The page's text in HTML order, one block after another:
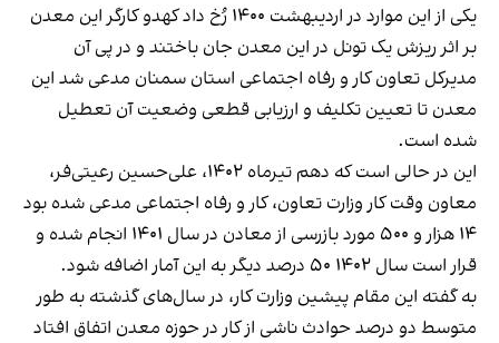
یکی از این موارد در اردیبهشت ۱۴۰۰ رُخ داد کهدو کارگر این معدن
بر اثر ریزش یک تونل در این معدن جان باختند ‏و در پی آن
مدیرکل تعاون کار و رفاه اجتماعی استان سمنان مدعی شد این
معدن تا تعیین تکلیف و ارزیابی قطعی وضعیت آن تعطیل
شده است.
این در حالی است که دهم تیرماه ۱۴۰۲، علی‌حسین رعیتی‌فر،
معاون وقت کار وزارت تعاون، کار و رفاه اجتماعی مدعی شده بود
۱۴ هزار و ۵۰۰ مورد بازرسی از معادن در سال ۱۴۰۱ انجام شده و
قرار است سال ۱۴۰۲ ۵۰ درصد دیگر به این آمار اضافه شود.
به گفته این مقام پیشین وزارت کار، در سال‌های گذشته به طور
متوسط دو درصد حوادث ناشی از کار در حوزه معدن اتفاق افتاد